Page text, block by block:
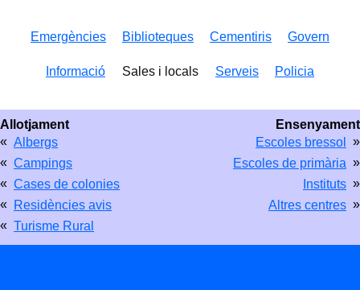
Emergències Biblioteques Cementiris Govern
Informació Sales i locals Serveis Policia
Ensenyament
Escoles bressol
»
Escoles de primària »
Instituts »
Altres centres »
Allotjament
« Albergs
« Campings
« Cases de colonies
« Residències avis
« Turisme Rural